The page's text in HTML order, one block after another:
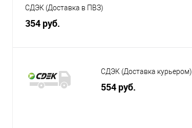
СДЭК (Доставка в ПВЗ)
354 руб.
СДЭК (Доставка курьером)
554 руб.